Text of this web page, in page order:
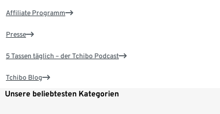
Affiliate Programm
Presse
5 Tassen täglich – der Tchibo Podcast
Tchibo Blog
Unsere beliebtesten Kategorien